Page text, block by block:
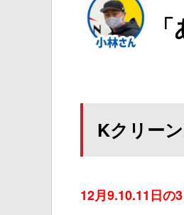
Kクリー
12月9.10.11日の